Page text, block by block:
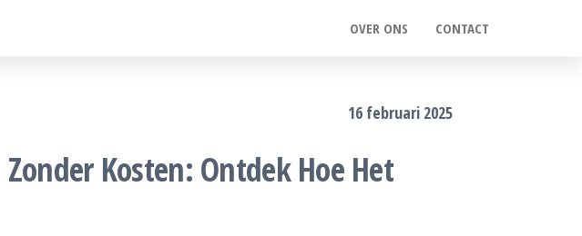
OVER ONS CONTACT
16 februari 2025
Kosten: Ontdek Hoe Het